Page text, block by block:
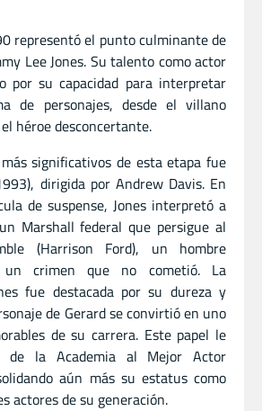
representó el punto culminante de
Lee Jones. Su talento como actor
por su capacidad para interpretar
de personajes, desde el villano
héroe desconcertante.
significativos de esta etapa fue
dirigida por Andrew Davis. En
de suspense, Jones interpretó a
Marshall federal que persigue al
(Harrison Ford), un hombre
un crimen que no cometió. La
fue destacada por su dureza y
de Gerard se convirtió en uno
de su carrera. Este papel le
de la Academia al Mejor Actor
aún más su estatus como
actores de su generación.